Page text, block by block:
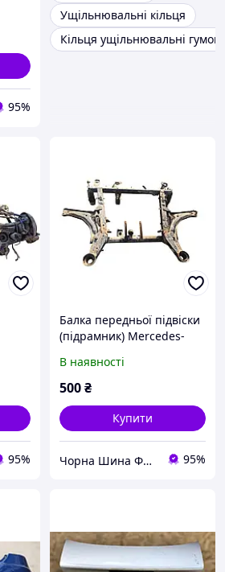
95%
Ущільнювальні кільця
Кільця ущільнювальні гумові
95%
Балка передньої підвіски
(підрамник) Mercedes-
В наявності
500₴
Купити
Чорна Шина ФОП ЛЛІ 95%